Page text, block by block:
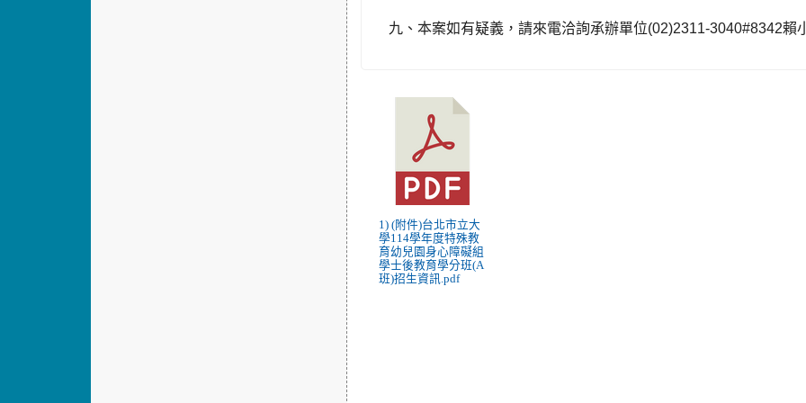
九、本案如有疑義，請來電洽詢承辦單位(02)2311-3040#8342賴
1) (附件)台北市立大
學114學年度特殊教
育幼兒園身心障礙組
學士後教育學分班(A
班)招生資訊.pdf